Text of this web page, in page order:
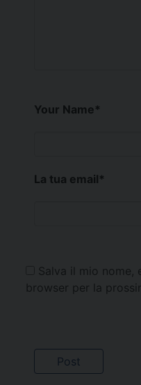
Your Name*
La tua email*
Salva il mio nome,
browser per la